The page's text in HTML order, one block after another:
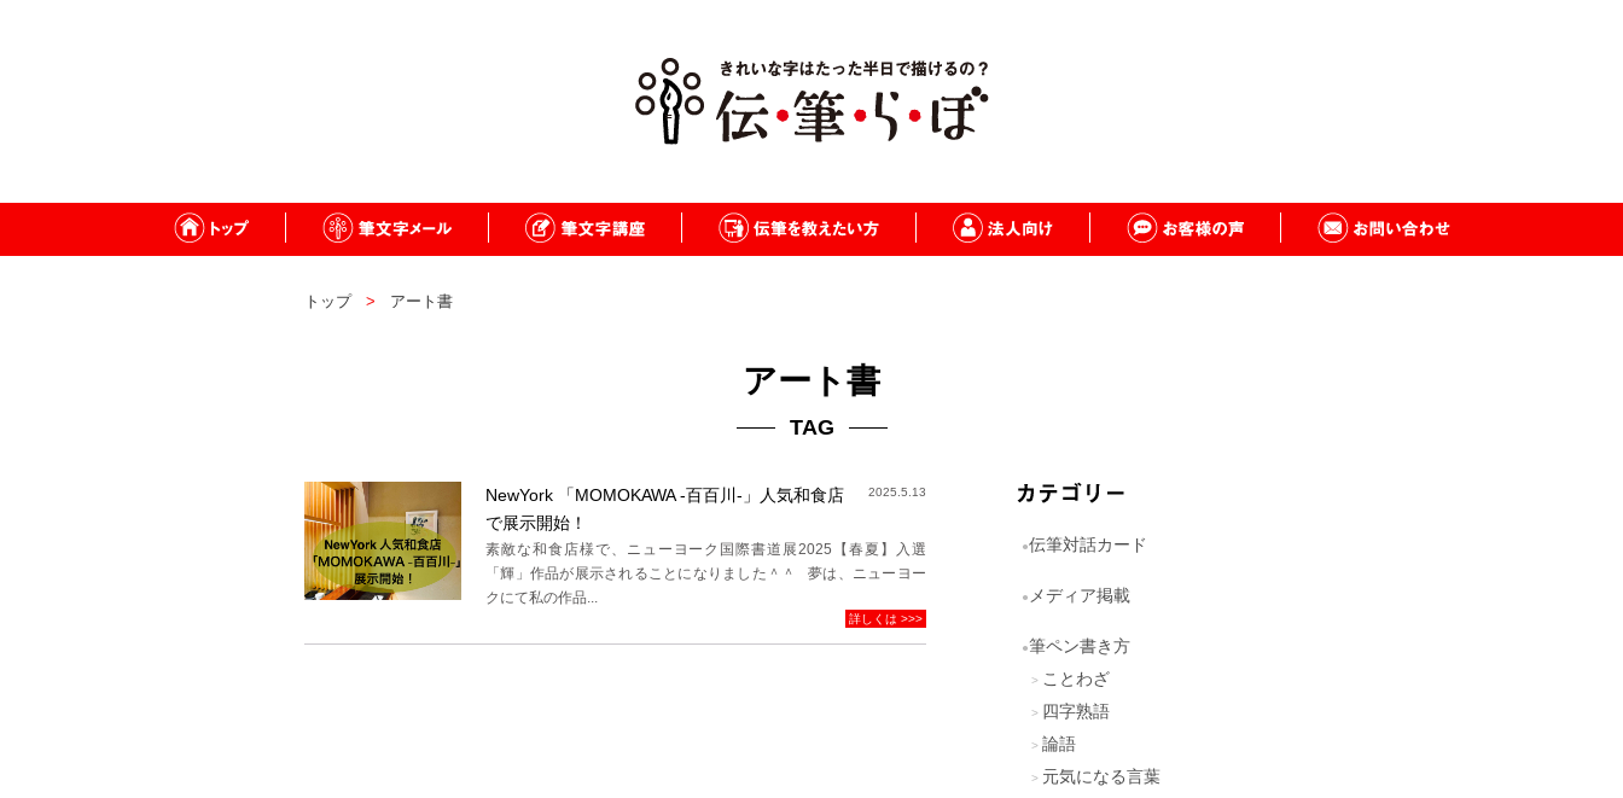
トップ アート書
アート書
TAG
NewYork 「MOMOKAWA -百百川-」人気和食店
で展示開始！
2025.5.13
素敵な和食店様で、ニューヨーク国際書道展2025【春夏】入選
「輝」作品が展示されることになりました＾＾ 夢は、ニューヨー
クにて私の作品...
詳しくは >>>
伝筆対話カード
メディア掲載
筆ペン書き方
ことわざ
四字熟語
論語
元気になる言葉